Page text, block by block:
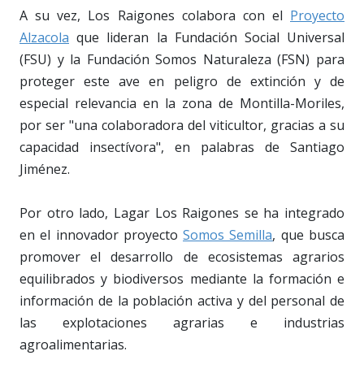
A su vez, Los Raigones colabora con el Proyecto
Alzacola que lideran la Fundación Social Universal
(FSU) y la Fundación Somos Naturaleza (FSN) para
proteger este ave en peligro de extinción y de
especial relevancia en la zona de Montilla-Moriles,
por ser "una colaboradora del viticultor, gracias a su
capacidad insectívora", en palabras de Santiago
Jiménez.
Por otro lado, Lagar Los Raigones se ha integrado
en el innovador proyectoSomos Semilla, que busca
promover el desarrollo de ecosistemas agrarios
equilibrados y biodiversos mediante la formación e
información de la población activa y del personal de
las explotaciones agrarias e industrias
agroalimentarias.